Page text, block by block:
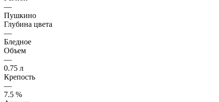
—
Пушкино
Глубина цвета
—
Бледное
Объем
—
0.75 л
Крепость
—
7.5 %